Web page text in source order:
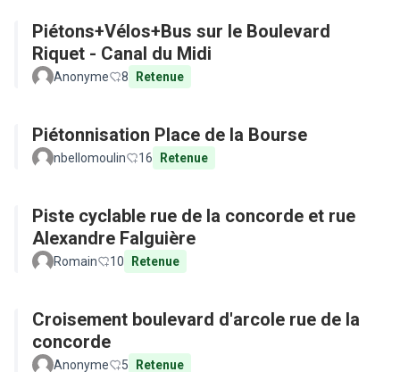
Piétons+Vélos+Bus sur le Boulevard
Riquet - Canal du Midi
Anonyme 8 Retenue
Piétonnisation Place de la Bourse
nbellomoulin 16 Retenue
Piste cyclable rue de la concorde et rue
Alexandre Falguière
Romain 10 Retenue
Croisement boulevard d'arcole rue de la
concorde
Anonyme 5 Retenue